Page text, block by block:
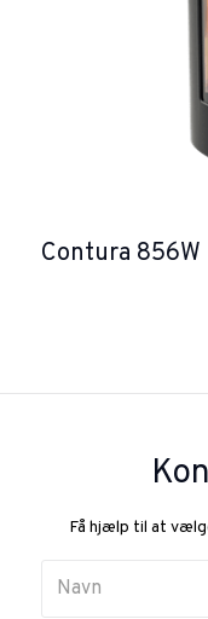
Contura 856W
Få hjælp til at